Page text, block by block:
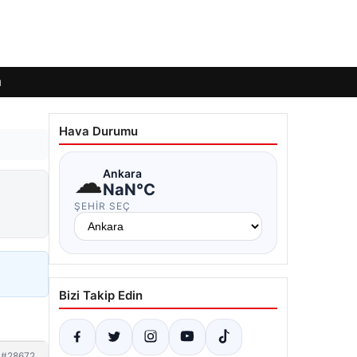
Hava Durumu
☁Ankara
NaN°C
ŞEHIR SEÇ
Bizi Takip Edin